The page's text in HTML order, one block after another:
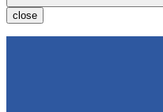
close